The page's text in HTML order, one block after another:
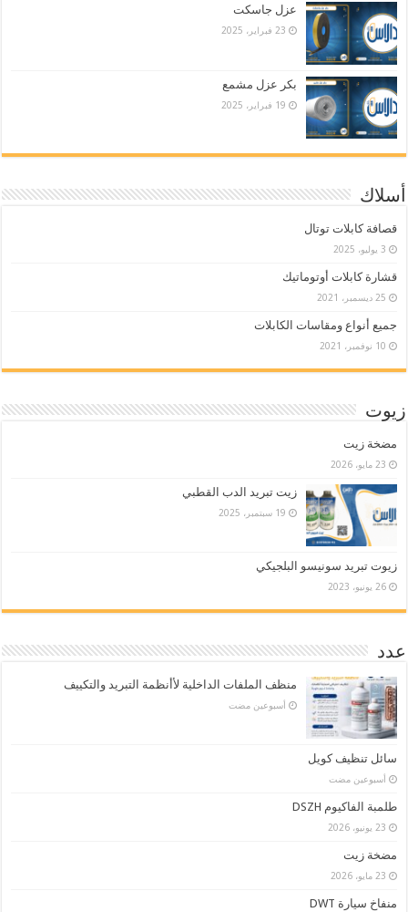
عزل جاسكت
23 فبراير، 2025
بكر عزل مشمع
19 فبراير، 2025
أسلاك
قصافة كابلات توتال
3 يوليو، 2025
قشارة كابلات أوتوماتيك
25 ديسمبر، 2021
جميع أنواع ومقاسات الكابلات
10 نوفمبر، 2021
زيوت
مضخة زيت
23 مايو، 2026
زيت تبريد الدب القطبي
19 سبتمبر، 2025
زيوت تبريد سونيسو البلجيكي
26 يونيو، 2023
عدد
منظف الملفات الداخلية لأأنظمة التبريد والتكييف
‏أسبوعين مضت
سائل تنظيف كويل
‏أسبوعين مضت
طلمبة الفاكيوم DSZH
23 يونيو، 2026
مضخة زيت
23 مايو، 2026
منفاخ سيارة DWT